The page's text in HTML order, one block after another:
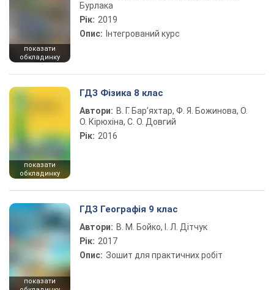
показати
обкладинку
Бурлака
Рік: 2019
Опис: Інтегрований курс
показати
обкладинку
ГДЗ Фізика 8 клас
Автори: В. Г. Бар’яхтар, Ф. Я. Божинова, О.
О. Кірюхіна, С. О. Довгий
Рік: 2016
показати
ГДЗ Географія 9 клас
Автори: В. М. Бойко, І. Л. Дітчук
Рік: 2017
Опис: Зошит для практичних робіт